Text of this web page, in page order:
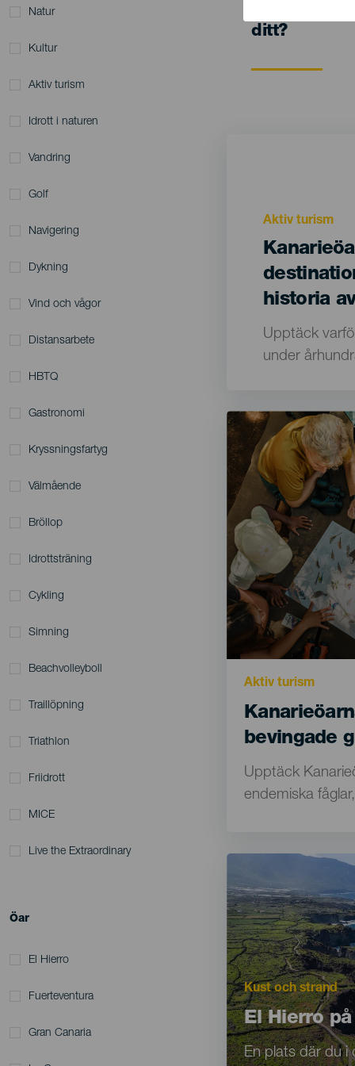
Natur
Kultur
Aktiv turism
Idrott i naturen
Vandring
Golf
Navigering
Dykning
Vind och vågor
Distansarbete
HBTQ
Gastronomi
Kryssningsfartyg
Välmående
Bröllop
Idrottsträning
Cykling
Simning
Beachvolleyboll
Traillöpning
Triathlon
Friidrott
MICE
Live the Extraordinary
Öar
El Hierro
Fuerteventura
Gran Canaria
ditt?
Motivación
Principal
Aktiv turism
Titular
historia
Texto
para
meta-
datos
Upptäck
under
Imagen
Imagen
Motivación
Principal
Aktiv turism
bevingade
Texto
para
Upptäck
endemiska
Imagen
Imagen
Motivación
Principal
Kust och strand
Titular
El Hierro
Texto
En plats där du i